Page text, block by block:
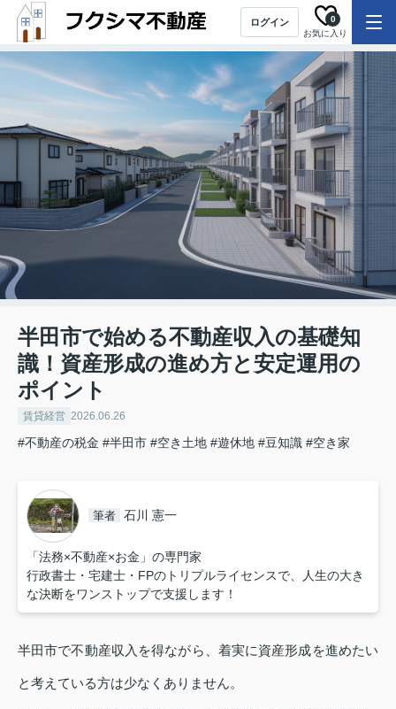
ログイン
お気に入り
0
半田市で始める不動産収入の基礎知
識！資産形成の進め方と安定運用の
ポイント
賃貸経営 2026.06.26
#不動産の税金 #半田市 #空き土地 #遊休地 #豆知識 #空き家
筆者 石川 憲一
「法務×不動産×お金」の専門家
行政書士・宅建士・FPのトリプルライセンスで、人生の大き
な決断をワンストップで支援します！
半田市で不動産収入を得ながら、着実に資産形成を進めたい
と考えている方は少なくありません。